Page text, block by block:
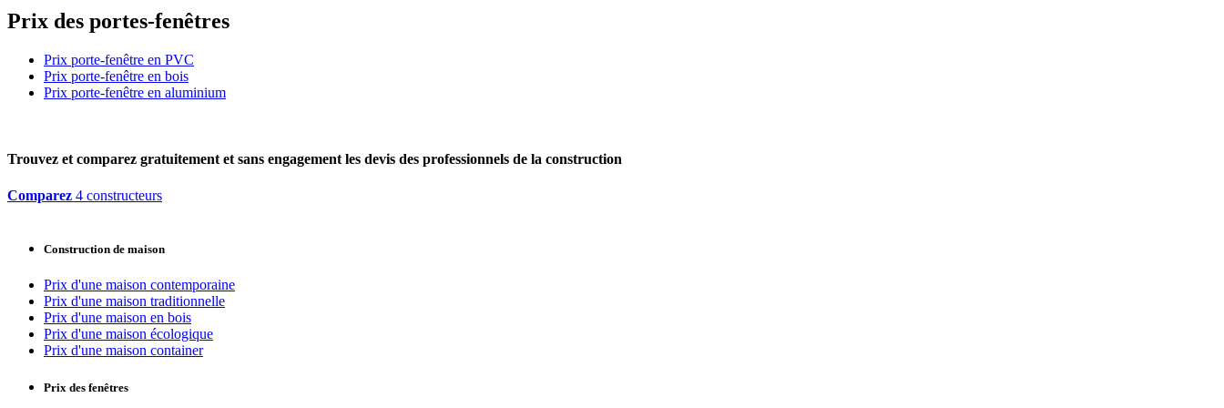
Prix des portes-fenêtres
Prix porte-fenêtre en PVC
Prix porte-fenêtre en bois
Prix porte-fenêtre en aluminium
Trouvez et comparez gratuitement et sans engagement les devis des professionnels de la construction
Comparez 4 constructeurs
Construction de maison
Prix d'une maison contemporaine
Prix d'une maison traditionnelle
Prix d'une maison en bois
Prix d'une maison écologique
Prix d'une maison container
Prix des fenêtres